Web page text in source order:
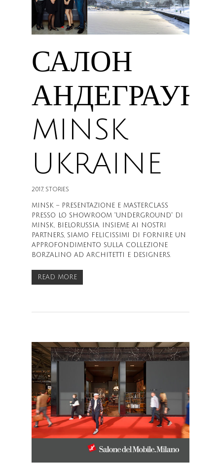
САЛОН
АНДЕГРАУНД
MINSK
UKRAINE
2017, STORIES
MINSK – PRESENTAZIONE E MASTERCLASS
PRESSO LO SHOWROOM “UNDERGROUND” DI
MINSK, BIELORUSSIA. INSIEME AI NOSTRI
PARTNERS, SIAMO FELICISSIMI DI FORNIRE UN
APPROFONDIMENTO SULLA COLLEZIONE
BORZALINO AD ARCHITETTI E DESIGNERS.
READ MORE